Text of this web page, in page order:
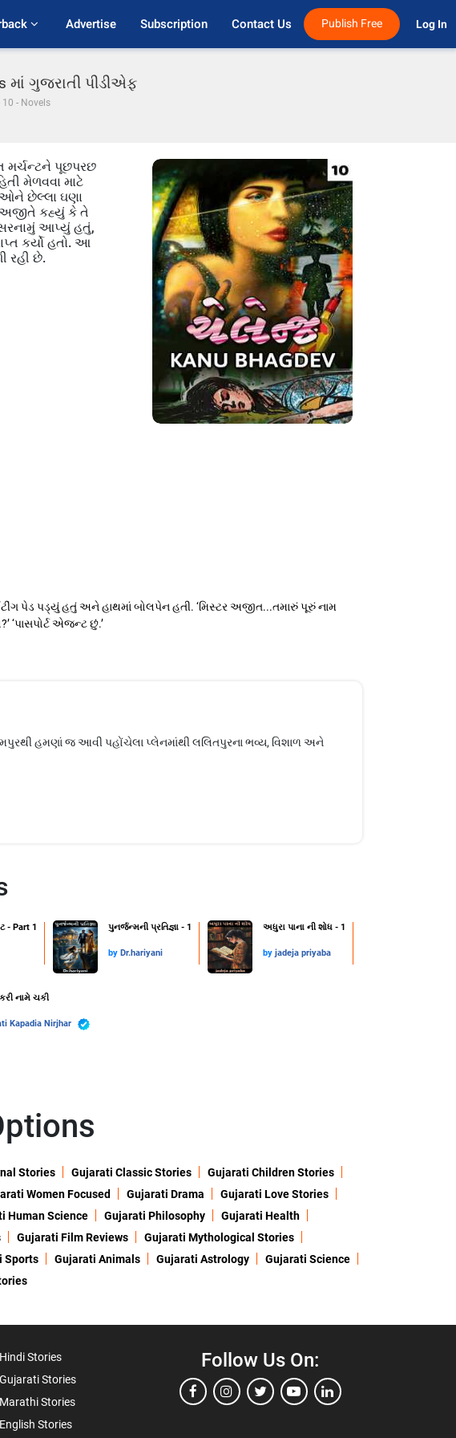
Advertise Subscription Contact Us Publish Free Log In
માં ગુજરાતી પીડીએફ
- Novels
મર્ચન્ટને પૂછપરછ
મેળવવા માટે
છેલ્લા ઘણા
અજીતે કહ્યું કે તે
સરનામું આપ્યું હતું,
કર્યો હતો. આ
રહી છે.
પેડ પડ્યું હતું અને હાથમાં બોલપેન હતી. ‘મિસ્ટર અજીત...તમારું પૂરું નામ
‘પાસપોર્ટ એજન્ટ છું.’
હમણાં જ આવી પહોંચેલા પ્લેનમાંથી લલિતપુરના ભવ્ય, વિશાળ અને
- Part 1 પુનર્જન્મની પ્રતિજ્ઞા - 1
by Dr.hariyani
અધુરા પાના ની શોધ - 1
by jadeja priyaba
નામે ચકી
Kapadia Nirjhar
Stories Gujarati Classic Stories
Gujarati Children Stories
Women Focused Gujarati Drama
Gujarati Love Stories
Human Science Gujarati Philosophy
Gujarati Health
Gujarati Film Reviews
Gujarati Mythological Stories
Sports Gujarati Animals Gujarati Astrology
Gujarati Science
Hindi Stories
Gujarati Stories
Marathi Stories
English Stories
Follow Us On: